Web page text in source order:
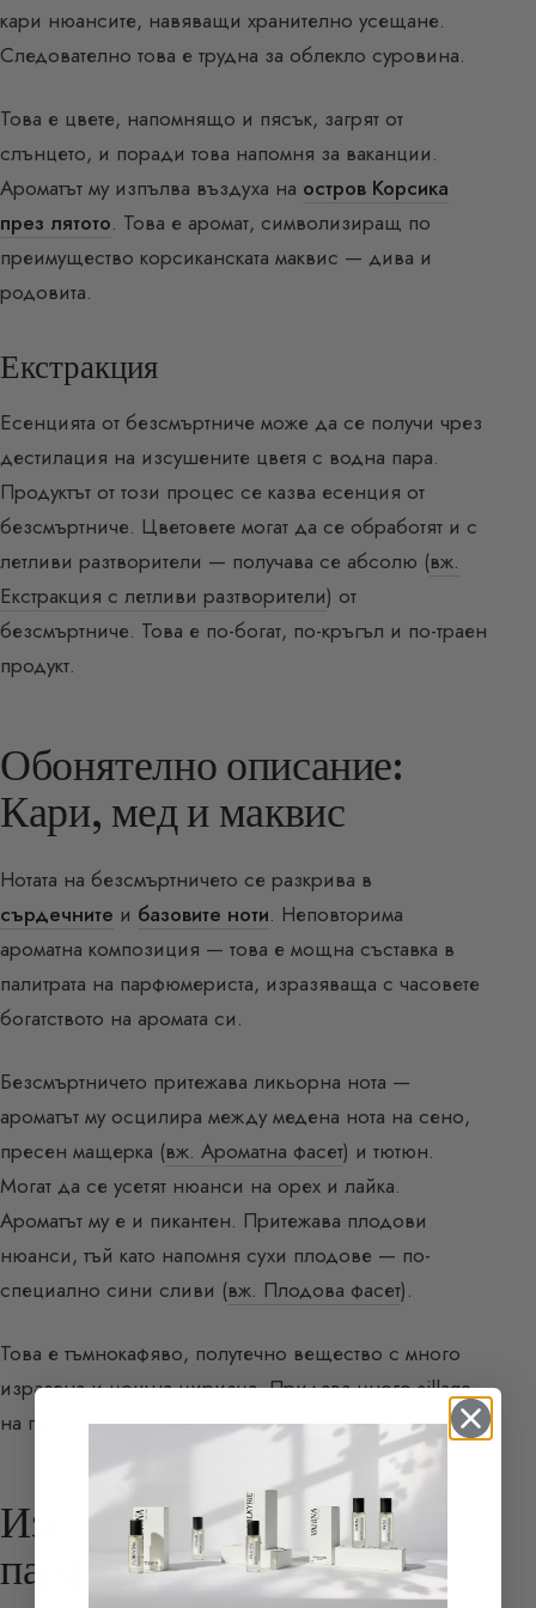
кари нюансите, навяващи хранително усещане.
Следователно това е трудна за облекло суровина.
Това е цвете, напомнящо и пясък, загрят от
слънцето, и поради това напомня за ваканции.
Ароматът му изпълва въздуха на остров Корсика
през лятото. Това е аромат, символизиращ по
преимущество корсиканската маквис — дива и
родовита.
Екстракция
Есенцията от безсмъртниче може да се получи чрез
дестилация на изсушените цветя с водна пара.
Продуктът от този процес се казва есенция от
безсмъртниче. Цветовете могат да се обработят и с
летливи разтворители — получава се абсолю (вж.
Екстракция с летливи разтворители) от
безсмъртниче. Това е по-богат, по-кръгъл и по-траен
продукт.
Обонятелно описание:
Кари, мед и маквис
Нотата на безсмъртничето се разкрива в
сърдечните и базовите ноти. Неповторима
ароматна композиция — това е мощна съставка в
палитрата на парфюмериста, изразяваща с часовете
богатството на аромата си.
Безсмъртничето притежава ликьорна нота —
ароматът му осцилира между медена нота на сено,
пресен мащерка (вж. Ароматна фасет) и тютюн.
Могат да се усетят нюанси на орех и лайка.
Ароматът му е и пикантен. Притежава плодови
нюанси, тъй като напомня сухи плодове — по-
специално сини сливи (вж. Плодова фасет).
Това е тъмнокафяво, полутечно вещество с много
изразена и мощна миризма. Придава много sillage
на парфюма.
Използване в
парфюмерията